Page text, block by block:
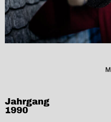
Jahrgang
1990